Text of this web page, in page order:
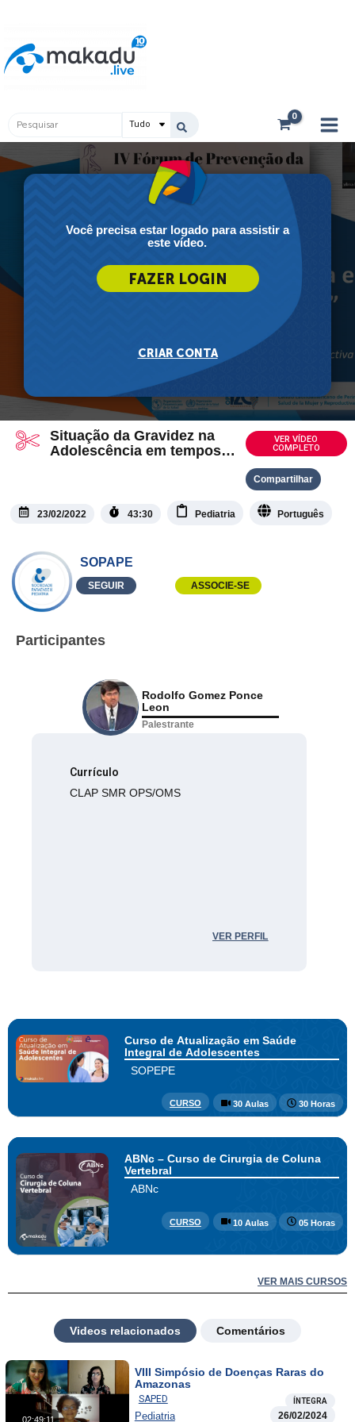
conteúdo
Pesquisar
...
Você precisa estar logado para assistir a
este vídeo.
Situação da Gravidez na
Adolescência em tempos
VER VÍDEO
COMPLETO
Compartilhar
23/02/2022 43:30 Pediatria Português
SOPAPE
SEGUIR ASSOCIE-SE
Participantes
Rodolfo Gomez Ponce
Leon
Palestrante
Currículo
CLAP SMR OPS/OMS
VER PERFIL
Curso de Atualização em Saúde
Integral de Adolescentes
SOPEPE
CURSO 30 Aulas 30 Horas
ABNc – Curso de Cirurgia de Coluna
Vertebral
ABNc
CURSO 10 Aulas 05 Horas
VER MAIS CURSOS
Videos relacionados Comentários
02:49:11
VIII Simpósio de Doenças Raras do
Amazonas
SAPED ÍNTEGRA
Pediatria 26/02/2024